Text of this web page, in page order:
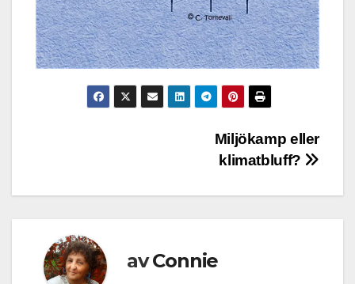
InläggsnavigeringMiljökamp eller
klimatbluff?
avConnie